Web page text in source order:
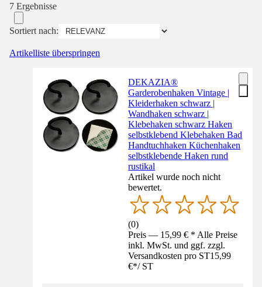
7 Ergebnisse
Sortiert nach:
Artikelliste überspringen
DEKAZIA®
Garderobenhaken Vintage |
Kleiderhaken schwarz |
Wandhaken schwarz |
Klebehaken schwarz Haken
selbstklebend Klebehaken Bad
Handtuchhaken Küchenhaken
selbstklebende Haken rund
rustikal
Artikel wurde noch nicht
bewertet.
(0)
Preis — 15,99 € * Alle Preise
inkl. MwSt. und ggf. zzgl.
Versandkosten pro ST15,99
€*/ ST